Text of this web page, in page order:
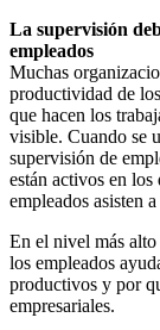
La supervisión
empleados
Muchas
productividad de
que hacen los
visible. Cuando se
supervisión de
están activos en
empleados asisten
En el nivel más
los empleados
productivos y por
empresariales.